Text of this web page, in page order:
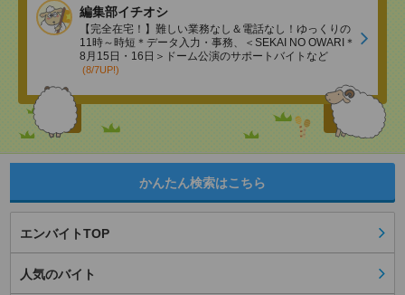
編集部イチオシ
【完全在宅！】難しい業務なし＆電話なし！ゆっくりの
11時～時短＊データ入力・事務、＜SEKAI NO OWARI＊
8月15日・16日＞ドーム公演のサポートバイトなど
(8/7UP!)
かんたん検索はこちら
エンバイトTOP
人気のバイト